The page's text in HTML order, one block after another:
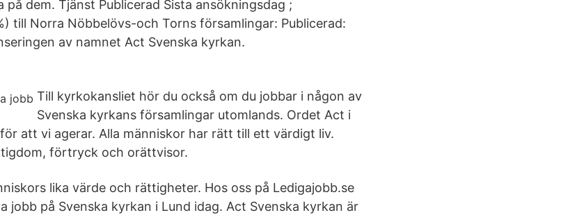
dem. Tjänst Publicerad Sista ansökningsdag ;
till Norra Nöbbelövs-och Torns församlingar: Publicerad:
av namnet Act Svenska kyrkan.
Till kyrkokansliet hör du också om du jobbar i någon av
Svenska kyrkans församlingar utomlands. Ordet Act i
att vi agerar. Alla människor har rätt till ett värdigt liv.
förtryck och orättvisor.
lika värde och rättigheter. Hos oss på Ledigajobb.se
jobb på Svenska kyrkan i Lund idag. Act Svenska kyrkan är